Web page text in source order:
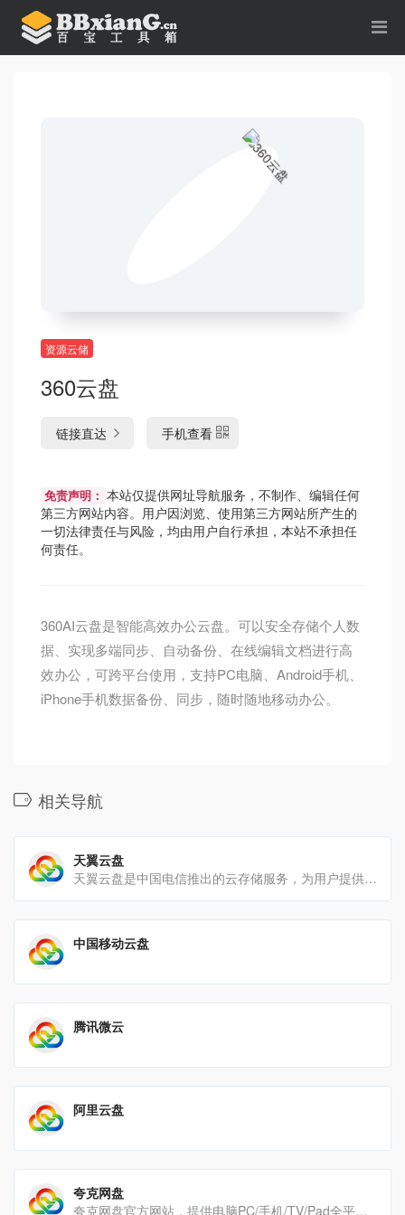
资源云储
360云盘
链接直达 手机查看
免责声明： 本站仅提供网址导航服务，不制作、编辑任何
第三方网站内容。用户因浏览、使用第三方网站所产生的
一切法律责任与风险，均由用户自行承担，本站不承担任
何责任。
360AI云盘是智能高效办公云盘。可以安全存储个人数
据、实现多端同步、自动备份、在线编辑文档进行高
效办公，可跨平台使用，支持PC电脑、Android手机、
iPhone手机数据备份、同步，随时随地移动办公。
相关导航
天翼云盘
天翼云盘是中国电信推出的云存储服务，为用户提供跨平台的文件存储、备份、同步及分享服务，是国内领先的免费网盘，安[…]
中国移动云盘
腾讯微云
阿里云盘
夸克网盘
夸克网盘官方网站，提供电脑PC/手机/TV/Pad全平台最新版本的客户端下载。夸克网盘作为阿里巴巴旗下的一款网[…]